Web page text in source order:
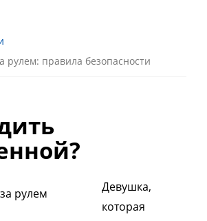
рулем: правила безопасности
Девушка,
которая